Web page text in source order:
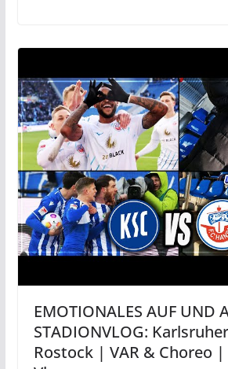
EMOTIONALES AUF UND
STADIONVLOG:
Rostock | VAR & Choreo